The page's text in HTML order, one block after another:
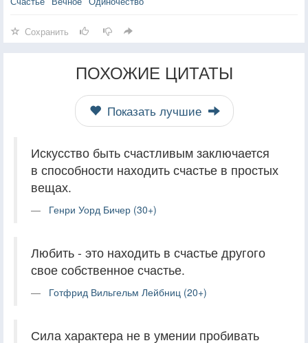
Сохранить
ПОХОЖИЕ ЦИТАТЫ
Показать лучшие
Искусство быть счастливым заключается
в способности находить счастье в простых
вещах.
Генри Уорд Бичер (30+)
Любить - это находить в счастье другого
свое собственное счастье.
Готфрид Вильгельм Лейбниц (20+)
Сила характера не в умении пробивать